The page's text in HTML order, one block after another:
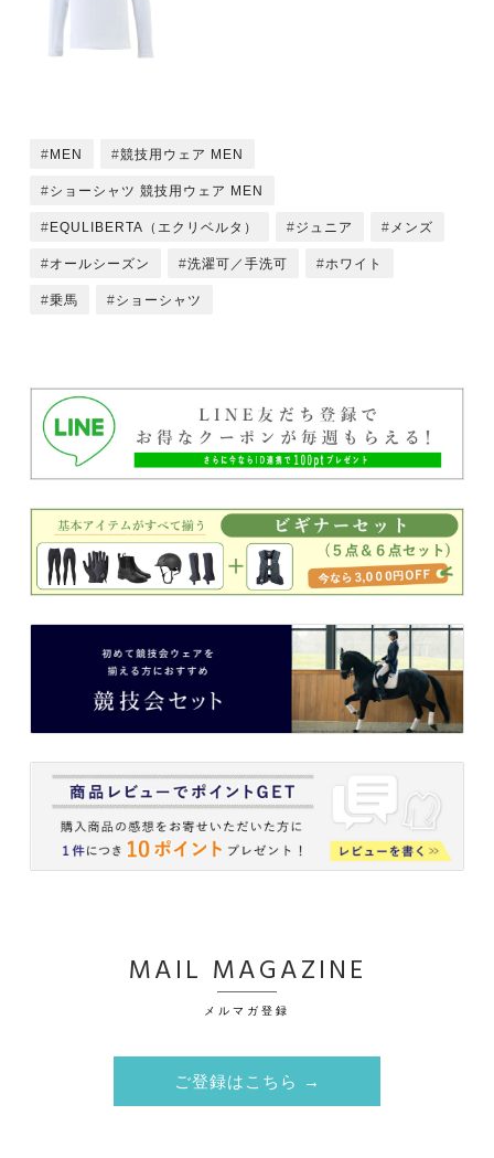
MEN 競技用ウェア MEN
ショーシャツ 競技用ウェア MEN
EQULIBERTA（エクリベルタ） ジュニア メンズ
オールシーズン 洗濯可／手洗可 ホワイト
乗馬 ショーシャツ
MAIL MAGAZINE
メルマガ登録
ご登録はこちら →